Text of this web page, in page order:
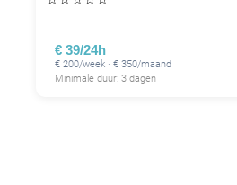
€ 39/24h
€ 200/week · € 350/maand
Minimale duur: 3 dagen